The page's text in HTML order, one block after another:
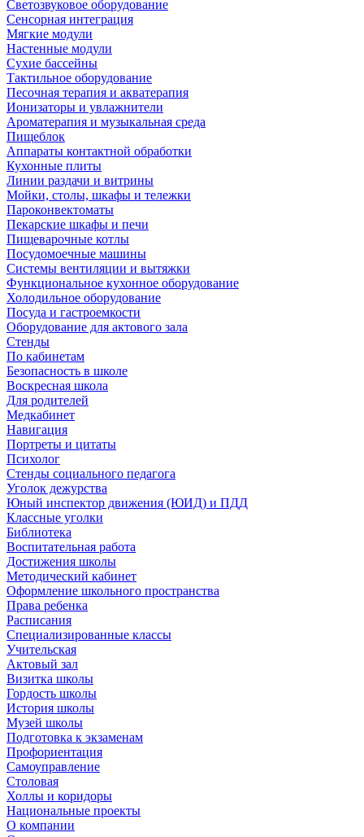
Светозвуковое оборудование
Сенсорная интеграция
Мягкие модули
Настенные модули
Сухие бассейны
Тактильное оборудование
Песочная терапия и акватерапия
Ионизаторы и увлажнители
Ароматерапия и музыкальная среда
Пищеблок
Аппараты контактной обработки
Кухонные плиты
Линии раздачи и витрины
Мойки, столы, шкафы и тележки
Пароконвектоматы
Пекарские шкафы и печи
Пищеварочные котлы
Посудомоечные машины
Системы вентиляции и вытяжки
Функциональное кухонное оборудование
Холодильное оборудование
Посуда и гастроемкости
Оборудование для актового зала
Стенды
По кабинетам
Безопасность в школе
Воскресная школа
Для родителей
Медкабинет
Навигация
Портреты и цитаты
Психолог
Стенды социального педагога
Уголок дежурства
Юный инспектор движения (ЮИД) и ПДД
Классные уголки
Библиотека
Воспитательная работа
Достижения школы
Методический кабинет
Оформление школьного пространства
Права ребенка
Расписания
Специализированные классы
Учительская
Актовый зал
Визитка школы
Гордость школы
История школы
Музей школы
Подготовка к экзаменам
Профориентация
Самоуправление
Столовая
Холлы и коридоры
Национальные проекты
О компании